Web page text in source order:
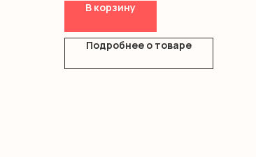
В корзину
Подробнее о товаре